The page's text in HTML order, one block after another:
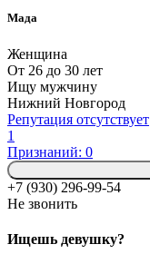
Мада
Женщина
От 26 до 30 лет
Ищу мужчину
Нижний Новгород
Репутация отсутствует
1
Признаний: 0
+7 (930) 296-99-54
Не звонить
Ищешь девушку?